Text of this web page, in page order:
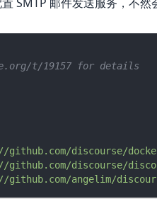
t/19157 for details
discourse/
discourse/
angelim/